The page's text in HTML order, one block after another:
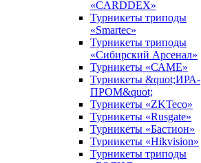
«CARDDEX»
Турникеты триподы
«Smartec»
Турникеты триподы
«Сибирский Арсенал»
Турникеты «САМЕ»
Турникеты &quot;ИРА-
ПРОМ&quot;
Турникеты «ZKTeco»
Турникеты «Rusgate»
Турникеты «Бастион»
Турникеты «Hikvision»
Турникеты триподы